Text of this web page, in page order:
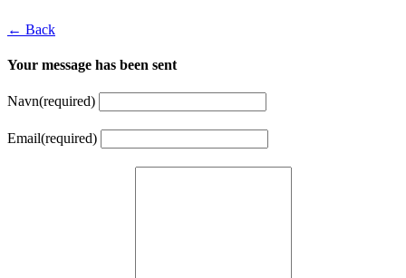
← Back
Your message has been sent
Navn(required)
Email(required)